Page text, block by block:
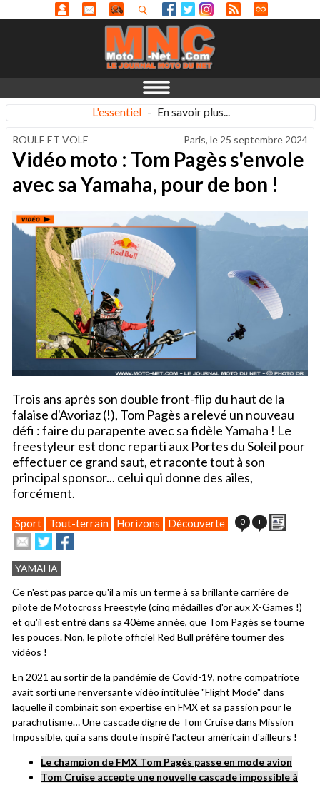
L'essentiel - En savoir plus...
ROULE ET VOLE Paris, le 25 septembre 2024
Vidéo moto : Tom Pagès s'envole
avec sa Yamaha, pour de bon !
Trois ans après son double front-flip du haut de la
falaise d'Avoriaz (!), Tom Pagès a relevé un nouveau
défi : faire du parapente avec sa fidèle Yamaha ! Le
freestyleur est donc reparti aux Portes du Soleil pour
effectuer ce grand saut, et raconte tout à son
principal sponsor... celui qui donne des ailes,
forcément.
Sport Tout-terrain Horizons Découverte 0 +
Envoyer
cet
article
à
un
ami
Partager
sur
Twitter
sur
Facebook
YAMAHA
Ce n'est pas parce qu'il a mis un terme à sa brillante carrière de
pilote de Motocross Freestyle (cinq médailles d'or aux X-Games !)
et qu'il est entré dans sa 40ème année, que Tom Pagès se tourne
les pouces. Non, le pilote officiel Red Bull préfère tourner des
vidéos !
En 2021 au sortir de la pandémie de Covid-19, notre compatriote
avait sorti une renversante vidéo intitulée "Flight Mode" dans
laquelle il combinait son expertise en FMX et sa passion pour le
parachutisme… Une cascade digne de Tom Cruise dans Mission
Impossible, qui a sans doute inspiré l'acteur américain d'ailleurs !
Le champion de FMX Tom Pagès passe en mode avion
Tom Cruise accepte une nouvelle cascade impossible à